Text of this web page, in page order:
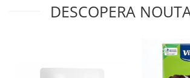
DESCOPERA